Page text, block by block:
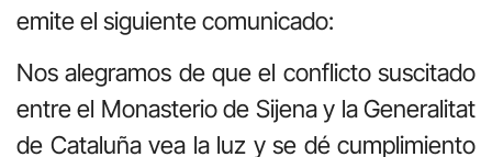
emite el siguiente comunicado:
Nos alegramos de que el conflicto suscitado
entre el Monasterio de Sijena y la Generalitat
de Cataluña vea la luz y se dé cumplimiento